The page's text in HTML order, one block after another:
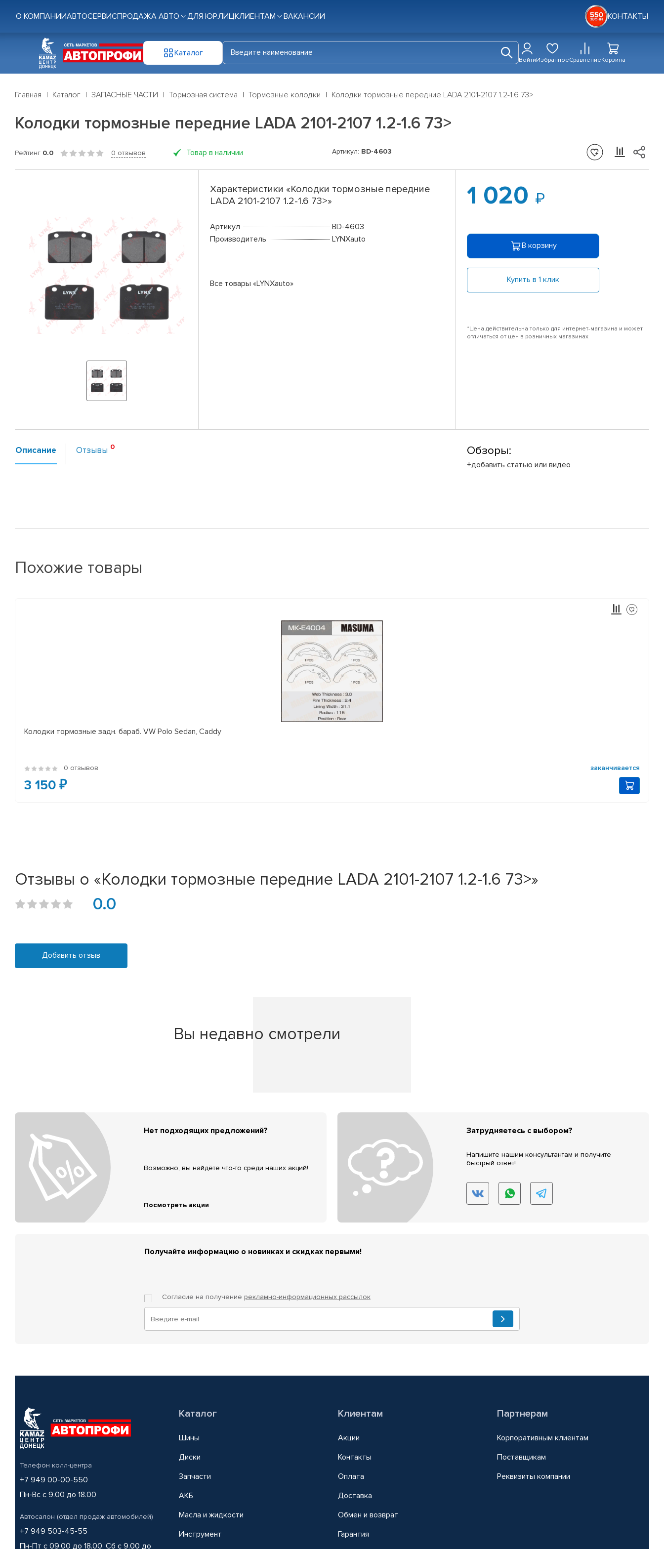
О КОМПАНИИАВТОСЕРВИСПРОДАЖА АВТО ДЛЯ ЮР.ЛИЦКЛИЕНТАМ ВАКАНСИИ КОНТАКТЫ
Каталог
ВойтиИзбранноеСравнениеКорзина
Главная Каталог ЗАПАСНЫЕ ЧАСТИ Тормозная система Тормозные колодки Колодки тормозные передние LADA 2101-2107 1.2-1.6 73>
Колодки тормозные передние LADA 2101-2107 1.2-1.6 73>
Рейтинг 0.0 0 отзывов Товар в наличии Артикул: BD-4603
Характеристики «Колодки тормозные передние
LADA 2101-2107 1.2-1.6 73>»
Артикул
BD-4603
Производитель
LYNXauto
Все товары «LYNXauto»
1 020
В корзину
Купить в 1 клик
*Цена действительна только для интернет-магазина и может
отличаться от цен в розничных магазинах
Описание Отзывы Обзоры:
+добавить статью или видео
Похожие товары
Колодки тормозные задн. бараб. VW Polo Sedan, Caddy
0 отзывов заканчивается
3 150 ₽
Отзывы о «Колодки тормозные передние LADA 2101-2107 1.2-1.6 73>»
0.0
Добавить отзыв
Вы недавно смотрели
Нет подходящих предложений?
Возможно, вы найдёте что-то среди наших акций!
Посмотреть акции
Затрудняетесь с выбором?
Напишите нашим консультантам и получите
быстрый ответ!
Получайте информацию о новинках и скидках первыми!
Согласие на получение рекламно-информационных рассылок
Телефон колл-центра
+7 949 00-00-550
Пн-Вс с 9.00 до 18.00
Автосалон (отдел продаж автомобилей)
+7 949 503-45-55
Пн-Пт с 09.00 до 18.00, Сб с 9.00 до
Каталог
Шины
Диски
Запчасти
АКБ
Масла и жидкости
Инструмент
Клиентам
Акции
Контакты
Оплата
Доставка
Обмен и возврат
Гарантия
Партнерам
Корпоративным клиентам
Поставщикам
Реквизиты компании